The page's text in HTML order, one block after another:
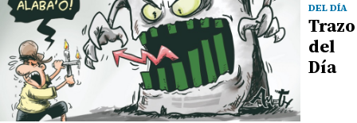
DEL DÍA
Trazo
del
Día